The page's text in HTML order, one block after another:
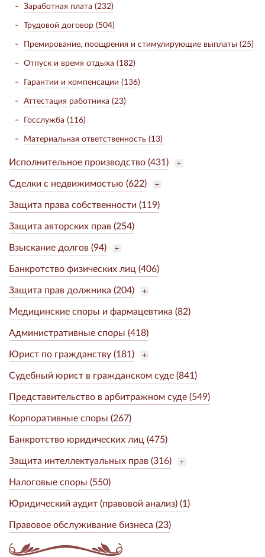
Заработная плата (232)
Трудовой договор (504)
Премирование, поощрения и стимулирующие выплаты (25)
Отпуск и время отдыха (182)
Гарантии и компенсации (136)
Аттестация работника (23)
Госслужба (116)
Материальная ответственность (13)
Исполнительное производство (431)
Сделки с недвижимостью (622)
Защита права собственности (119)
Защита авторских прав (254)
Взыскание долгов (94)
Банкротство физических лиц (406)
Защита прав должника (204)
Медицинские споры и фармацевтика (82)
Административные споры (418)
Юрист по гражданству (181)
Судебный юрист в гражданском суде (841)
Представительство в арбитражном суде (549)
Корпоративные споры (267)
Банкротство юридических лиц (475)
Защита интеллектуальных прав (316)
Налоговые споры (550)
Юридический аудит (правовой анализ) (1)
Правовое обслуживание бизнеса (23)